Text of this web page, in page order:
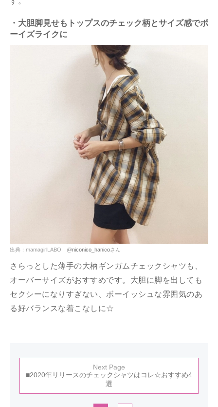
・大胆脚見せもトップスのチェック柄とサイズ感でボ
ーイズライクに
出典：mamagirlLABO @niconico_hanicoさん
さらっとした薄手の大柄ギンガムチェックシャツも、
オーバーサイズがおすすめです。大胆に脚を出しても
セクシーになりすぎない、ボーイッシュな雰囲気のあ
る好バランスな着こなしに☆
Next Page
■2020年リリースのチェックシャツはコレ☆おすすめ4
選